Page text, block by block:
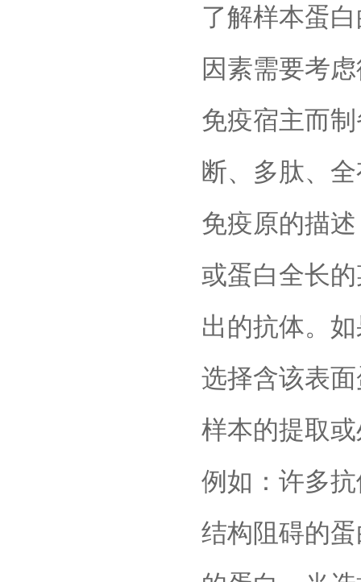
了解样本蛋
因素需要考
免疫宿主而
断、多肽、
免疫原的描
或蛋白全长
出的抗体。
选择含该表
样本的提取
例如：许多
结构阻碍的